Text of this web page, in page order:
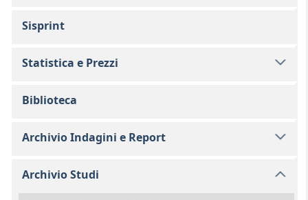
Sisprint
Statistica e Prezzi
Biblioteca
Archivio Indagini e Report
Archivio Studi